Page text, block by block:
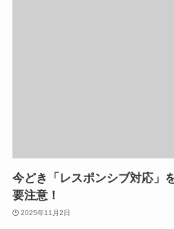
今どき「レスポンシブ対応」
要注意！
2025年11月2日